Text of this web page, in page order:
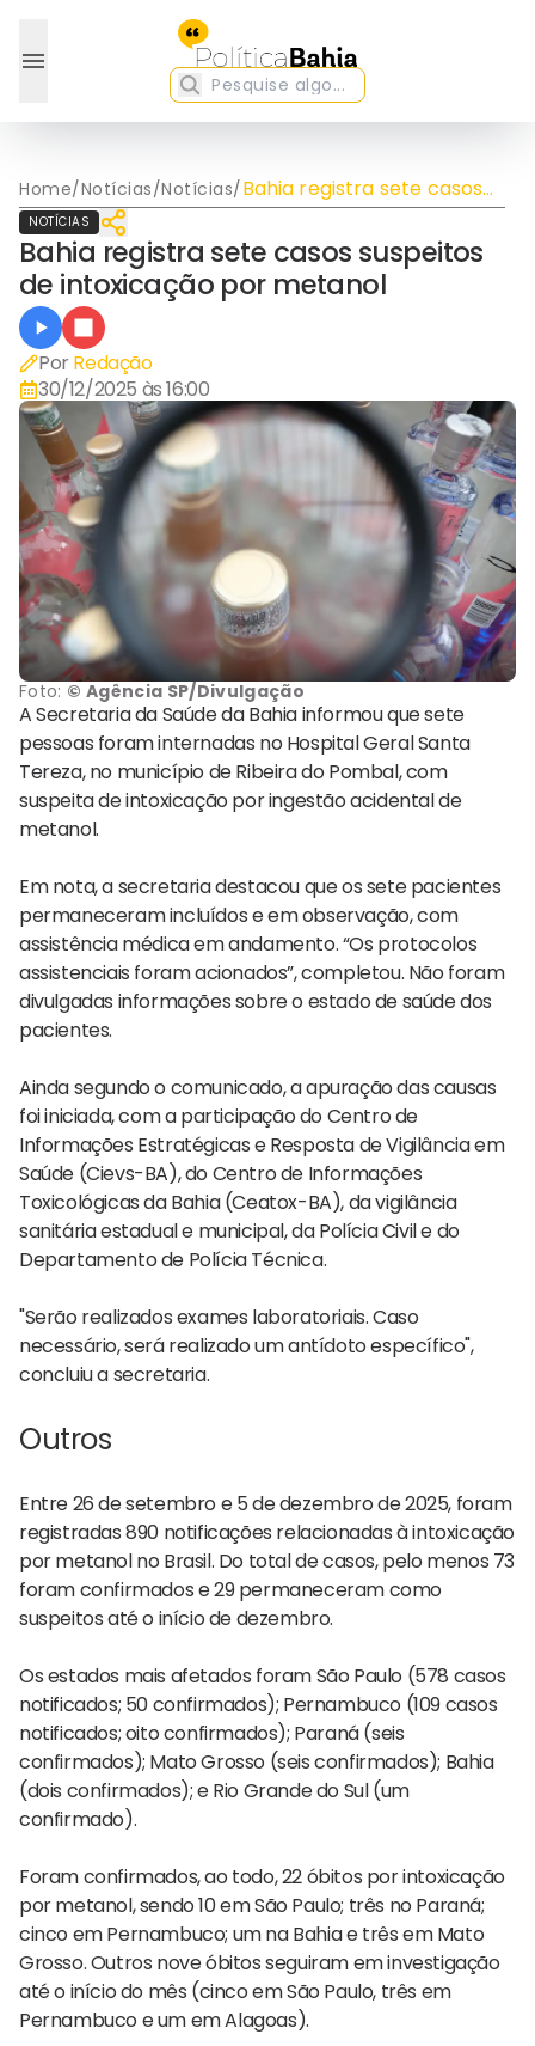
Home/Notícias/Notícias/Bahia registra sete casos
suspeitos de intoxicação
NOTÍCIAS
Bahia registra sete casos suspeitos
de intoxicação por metanol
Por Redação
30/12/2025 às 16:00
Foto: © Agência SP/Divulgação
A Secretaria da Saúde da Bahia informou que sete
pessoas foram internadas no Hospital Geral Santa
Tereza, no município de Ribeira do Pombal, com
suspeita de intoxicação por ingestão acidental de
metanol.
Em nota, a secretaria destacou que os sete pacientes
permaneceram incluídos e em observação, com
assistência médica em andamento. “Os protocolos
assistenciais foram acionados”, completou. Não foram
divulgadas informações sobre o estado de saúde dos
pacientes.
Ainda segundo o comunicado, a apuração das causas
foi iniciada, com a participação do Centro de
Informações Estratégicas e Resposta de Vigilância em
Saúde (Cievs-BA), do Centro de Informações
Toxicológicas da Bahia (Ceatox-BA), da vigilância
sanitária estadual e municipal, da Polícia Civil e do
Departamento de Polícia Técnica.
"Serão realizados exames laboratoriais. Caso
necessário, será realizado um antídoto específico",
concluiu a secretaria.
Outros
Entre 26 de setembro e 5 de dezembro de 2025, foram
registradas 890 notificações relacionadas à intoxicação
por metanol no Brasil. Do total de casos, pelo menos 73
foram confirmados e 29 permaneceram como
suspeitos até o início de dezembro.
Os estados mais afetados foram São Paulo (578 casos
notificados; 50 confirmados); Pernambuco (109 casos
notificados; oito confirmados); Paraná (seis
confirmados); Mato Grosso (seis confirmados); Bahia
(dois confirmados); e Rio Grande do Sul (um
confirmado).
Foram confirmados, ao todo, 22 óbitos por intoxicação
por metanol, sendo 10 em São Paulo; três no Paraná;
cinco em Pernambuco; um na Bahia e três em Mato
Grosso. Outros nove óbitos seguiram em investigação
até o início do mês (cinco em São Paulo, três em
Pernambuco e um em Alagoas).